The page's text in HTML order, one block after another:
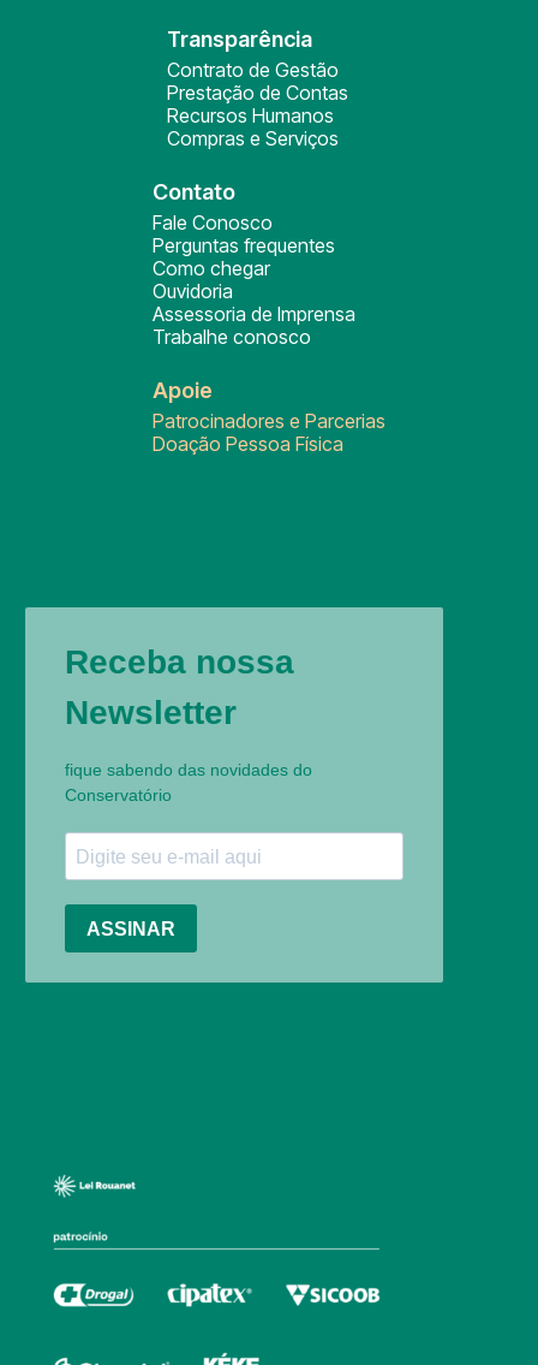
Transparência
Contrato de Gestão
Prestação de Contas
Recursos Humanos
Compras e Serviços
Contato
Fale Conosco
Perguntas frequentes
Como chegar
Ouvidoria
Assessoria de Imprensa
Trabalhe conosco
Apoie
Patrocinadores e Parcerias
Doação Pessoa Física